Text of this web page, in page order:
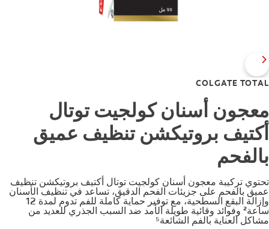
COLGATE TOTAL
معجون أسنان كولجيت توتال
أكتيف بروتيكشن تنظيف عميق
بالفحم
تحتوي تركيبة معجون أسنان كولجيت توتال أكتيف بروتيكشن تنظيف
عميق بالفحم على جزيئات الفحم الدقيق، تساعد في تنظيف الأسنان
وإزالة البقع السطحية، مع توفير حماية كاملة للفم تدوم لمدة 12
ساعة² وفوائد وقائية طويلة الأمد ضد السبب الجذري للعديد من
مشاكل العناية بالفم الشائعة⁵